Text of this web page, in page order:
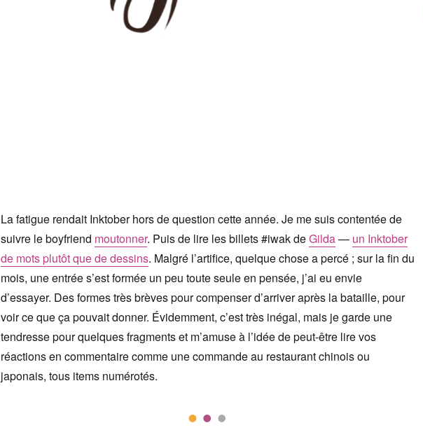
La fatigue rendait Inktober hors de question cette année. Je me suis contentée de
suivre le boyfriend moutonner. Puis de lire les billets #iwak deGilda— un Inktober
de mots plutôt que de dessins. Malgré l’artifice, quelque chose a percé ; sur la fin du
mois, une entrée s’est formée un peu toute seule en pensée, j’ai eu envie
d’essayer. Des formes très brèves pour compenser d’arriver après la bataille, pour
voir ce que ça pouvait donner. Évidemment, c’est très inégal, mais je garde une
tendresse pour quelques fragments et m’amuse à l’idée de peut-être lire vos
réactions en commentaire comme une commande au restaurant chinois ou
japonais, tous items numérotés.